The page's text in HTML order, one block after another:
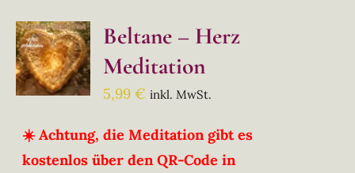
Beltane – Herz
Meditation
5,99€ inkl. MwSt.
☀️ Achtung, die Meditation gibt es
kostenlos über den QR-Code in